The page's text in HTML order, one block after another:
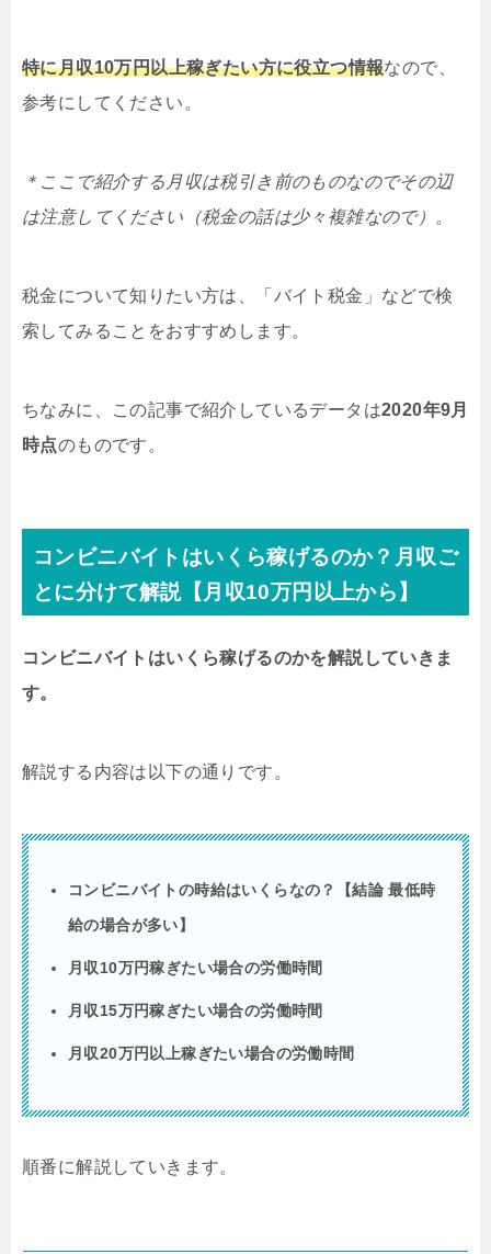
特に月収10万円以上稼ぎたい方に役立つ情報なので、
参考にしてください。
＊ここで紹介する月収は税引き前のものなのでその辺
は注意してください（税金の話は少々複雑なので）。
税金について知りたい方は、「バイト税金」などで検
索してみることをおすすめします。
ちなみに、この記事で紹介しているデータは2020年9月
時点のものです。
コンビニバイトはいくら稼げるのか？月収ご
とに分けて解説【月収10万円以上から】
コンビニバイトはいくら稼げるのかを解説していきま
す。
解説する内容は以下の通りです。
コンビニバイトの時給はいくらなの？【結論 最低時
給の場合が多い】
月収10万円稼ぎたい場合の労働時間
月収15万円稼ぎたい場合の労働時間
月収20万円以上稼ぎたい場合の労働時間
順番に解説していきます。